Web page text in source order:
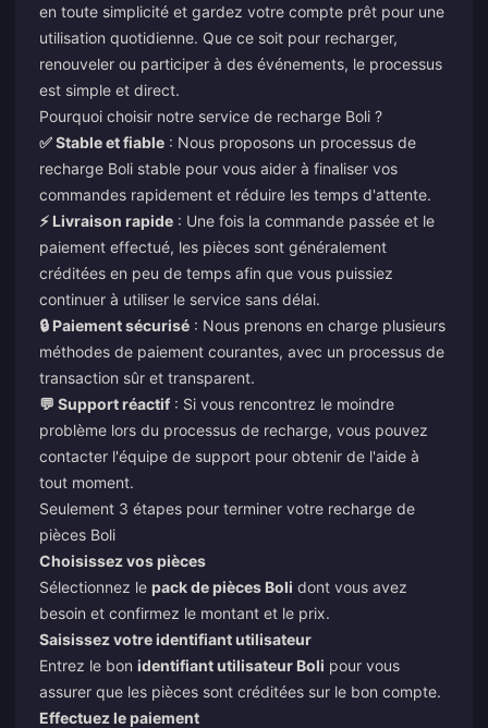
en toute simplicité et gardez votre compte prêt pour une
utilisation quotidienne. Que ce soit pour recharger,
renouveler ou participer à des événements, le processus
est simple et direct.
Pourquoi choisir notre service de recharge Boli ?
✅ Stable et fiable : Nous proposons un processus de
recharge Boli stable pour vous aider à finaliser vos
commandes rapidement et réduire les temps d'attente.
⚡ Livraison rapide : Une fois la commande passée et le
paiement effectué, les pièces sont généralement
créditées en peu de temps afin que vous puissiez
continuer à utiliser le service sans délai.
🔒 Paiement sécurisé : Nous prenons en charge plusieurs
méthodes de paiement courantes, avec un processus de
transaction sûr et transparent.
💬 Support réactif : Si vous rencontrez le moindre
problème lors du processus de recharge, vous pouvez
contacter l'équipe de support pour obtenir de l'aide à
tout moment.
Seulement 3 étapes pour terminer votre recharge de
pièces Boli
Choisissez vos pièces
Sélectionnez le pack de pièces Boli dont vous avez
besoin et confirmez le montant et le prix.
Saisissez votre identifiant utilisateur
Entrez le bon identifiant utilisateur Boli pour vous
assurer que les pièces sont créditées sur le bon compte.
Effectuez le paiement